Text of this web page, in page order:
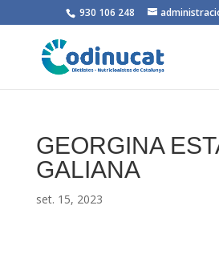
930 106 248
GEORGINA
GALIANA
set. 15, 2023